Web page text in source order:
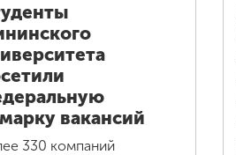
вакансий
330 компаний